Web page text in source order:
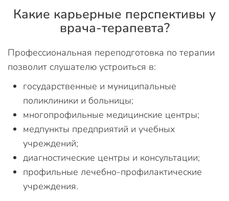
Какие карьерные перспективы у
врача-терапевта?
Профессиональная переподготовка по терапии
позволит слушателю устроиться в:
государственные и муниципальные
поликлиники и больницы;
многопрофильные медицинские центры;
медпункты предприятий и учебных
учреждений;
диагностические центры и консультации;
профильные лечебно-профилактические
учреждения.